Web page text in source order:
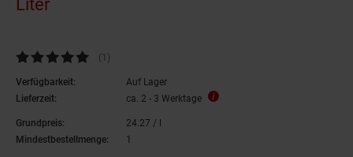
Liter
Kundenbewertung: 5 von 5 Sternen
(1 Kundenbewertungen
)
Verfügbarkeit:
Auf Lager
Lieferzeit:
ca. 2 - 3 Werktage
Grundpreis: 24. 27 / l
Mindestbestellmenge:
1